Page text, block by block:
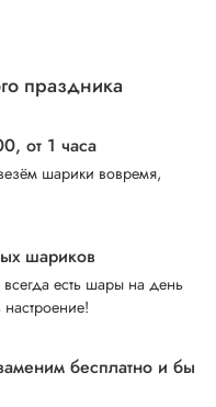
праздника
от 1 часа
шарики вовремя,
шариков
есть шары на день
бесплатно и бы